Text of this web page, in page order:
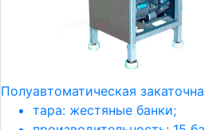
Полуавтоматическая
тара: жестяные банки;